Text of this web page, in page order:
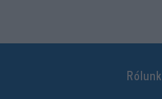
Rólunk